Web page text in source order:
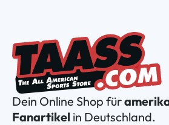
Dein Online Shop für
Fanartikel in Deutschland.